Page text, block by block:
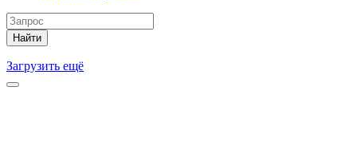
Найти
Загрузить ещё